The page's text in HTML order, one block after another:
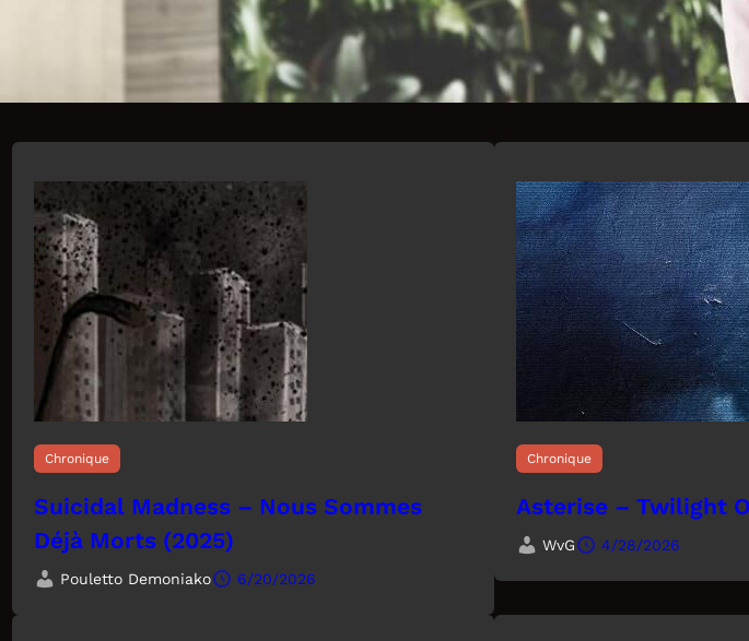
Chronique
Suicidal Madness – Nous Sommes
Déjà Morts (2025)
Pouletto Demoniako 6/20/2026
Chronique
Asterise – Twilight
WvG 4/28/2026